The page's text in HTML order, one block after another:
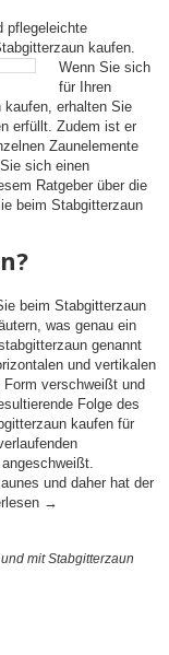
pflegeleichte
kaufen.
Wenn Sie sich
für Ihren
kaufen, erhalten Sie
erfüllt. Zudem ist er
Zaunelemente
sich einen
Ratgeber über die
beim Stabgitterzaun
beim Stabgitterzaun
was genau ein
genannt
und vertikalen
verschweißt und
Folge des
kaufen für
und daher hat der
→
mitStabgitterzaun